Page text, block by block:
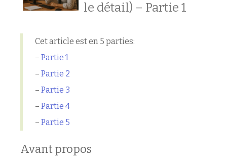
le détail) – Partie 1
Cet article est en 5 parties:
– Partie 1
– Partie 2
– Partie 3
– Partie 4
– Partie 5
Avant propos